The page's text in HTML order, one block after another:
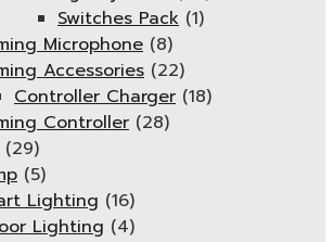
Switches Pack (1)
Microphone (8)
Accessories (22)
Controller Charger (18)
Controller (28)
(29)
(5)
Lighting (16)
Lighting (4)